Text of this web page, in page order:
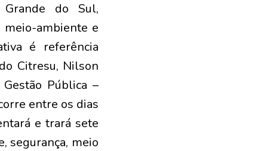
do Sul,
ambiente e
é referência
Citresu, Nilson
Pública –
entre os dias
e trará sete
segurança, meio